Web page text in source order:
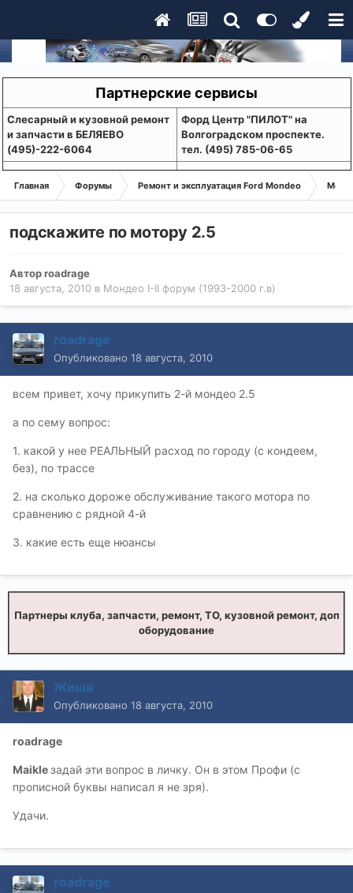
Партнерские сервисы
Слесарный и кузовной ремонт
и запчасти в БЕЛЯЕВО
(495)-222-6064
Форд Центр "ПИЛОТ" на
Волгоградском проспекте.
тел. (495) 785-06-65
Главная Форумы Ремонт и эксплуатация Ford Mondeo
подскажите по мотору 2.5
Авторroadrage
18 августа, 2010 в Мондео I-II форум (1993-2000 г.в)
roadrage
Опубликовано 18 августа, 2010
всем привет, хочу прикупить 2-й мондео 2.5
а по сему вопрос:
1. какой у нее РЕАЛЬНЫЙ расход по городу (с кондеем,
без), по трассе
2. на сколько дороже обслуживание такого мотора по
сравнению с рядной 4-й
3. какие есть еще нюансы
Партнеры клуба, запчасти, ремонт, ТО, кузовной ремонт, доп
оборудование
Жиша
Опубликовано 18 августа, 2010
roadrage
Maikleзадай эти вопрос в личку. Он в этом Профи (с
прописной буквы написал я не зря).
Удачи.
roadrage